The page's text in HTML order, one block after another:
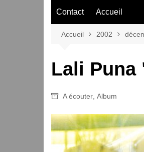
Contact Accueil
Accueil 2002
Lali
A écouter Album